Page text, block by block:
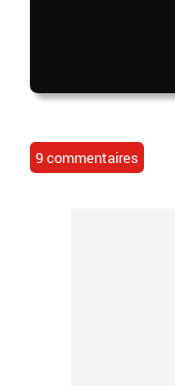
9 commentaires